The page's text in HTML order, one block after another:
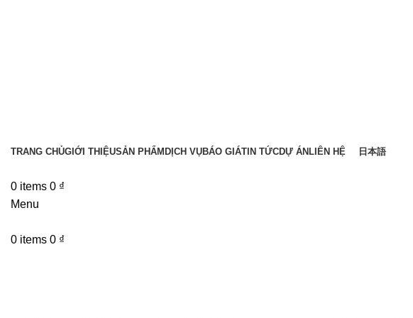
TRANG CHỦGIỚI THIỆUSẢN PHẨM DỊCH VỤBÁO GIÁTIN TỨCDỰ ÁN LIÊN HỆ 日本語
0 items 0 ₫
Menu
0 items 0 ₫